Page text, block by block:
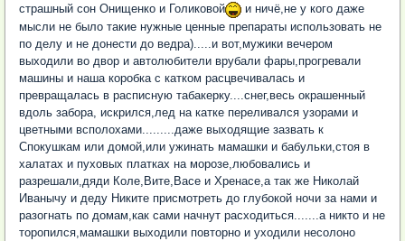
страшный сон Онищенко и Голиковой
и ничё,не у кого даже
мысли не было такие нужные ценные препараты использовать не
по делу и не донести до ведра).....и вот,мужики вечером
выходили во двор и автолюбители врубали фары,прогревали
машины и наша коробка с катком расцвечивалась и
превращалась в расписную табакерку....снег,весь окрашенный
вдоль забора, искрился,лед на катке переливался узорами и
цветными всполохами.........даже выходящие зазвать к
Спокушкам или домой,или ужинать мамашки и бабульки,стоя в
халатах и пуховых платках на морозе,любовались и
разрешали,дяди Коле,Вите,Васе и Хренасе,а так же Николай
Иванычу и деду Никите присмотреть до глубокой ночи за нами и
разогнать по домам,как сами начнут расходиться.......а никто и не
торопился,мамашки выходили повторно и уходили несолоно